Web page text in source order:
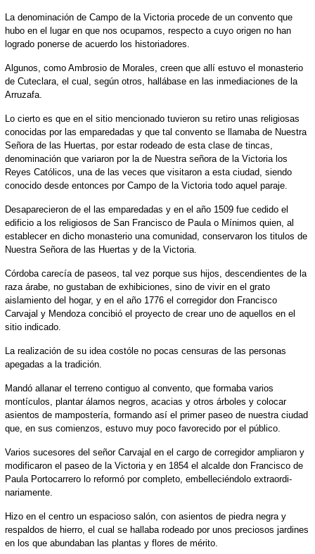
La denominación de Campo de la Victoria procede de un convento que
hubo en el lugar en que nos ocupamos, respecto a cuyo origen no han
logrado ponerse de acuerdo los historiadores.
Algunos, como Ambrosio de Morales, creen que allí estuvo el monasterio
de Cuteclara, el cual, según otros, hallábase en las inmediaciones de la
Arruzafa.
Lo cierto es que en el sitio mencionado tuvieron su retiro unas religiosas
conocidas por las emparedadas y que tal convento se llamaba de Nuestra
Señora de las Huertas, por estar rodeado de esta clase de tincas,
denominación que variaron por la de Nuestra señora de la Victoria los
Reyes Católicos, una de las veces que visitaron a esta ciudad, siendo
conocido desde entonces por Campo de la Victoria todo aquel paraje.
Desaparecieron de el las emparedadas y en el año 1509 fue cedido el
edificio a los religiosos de San Francisco de Paula o Mínimos quien, al
establecer en dicho monasterio una comunidad, conservaron los titulos de
Nuestra Señora de las Huertas y de la Victoria.
Córdoba carecía de paseos, tal vez porque sus hijos, descendientes de la
raza árabe, no gustaban de exhibiciones, sino de vivir en el grato
aislamiento del hogar, y en el año 1776 el corregidor don Francisco
Carvajal y Mendoza concibió el proyecto de crear uno de aquellos en el
sitio indicado.
La realización de su idea costóle no pocas censuras de las personas
apegadas a la tradición.
Mandó allanar el terreno contiguo al convento, que formaba varios
montículos, plantar álamos negros, acacias y otros árboles y colocar
asientos de mampostería, formando así el primer paseo de nuestra ciudad
que, en sus comienzos, estuvo muy poco favorecido por el público.
Varios sucesores del señor Carvajal en el cargo de corregidor ampliaron y
modificaron el paseo de la Victoria y en 1854 el alcalde don Francisco de
Paula Portocarrero lo reformó por completo, embelleciéndolo extraordi-
nariamente.
Hizo en el centro un espacioso salón, con asientos de piedra negra y
respaldos de hierro, el cual se hallaba rodeado por unos preciosos jardines
en los que abundaban las plantas y flores de mérito.